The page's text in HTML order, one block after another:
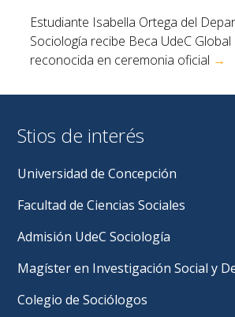
Estudiante Isabella Ortega del
Sociología recibe Beca UdeC Global
reconocida en ceremonia oficial →
Stios de interés
Universidad de Concepción
Facultad de Ciencias Sociales
Admisión UdeC Sociología
Magíster en Investigación Social y
Colegio de Sociólogos